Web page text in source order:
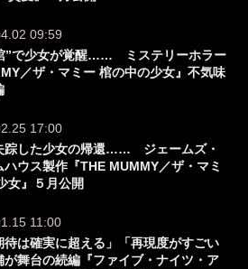
09:59
”で少女が覚醒…… ミステリーホラー
／ザ・マミー 棺の中の少女』不気味
17:00
踪した少女の帰還…… ジェームズ・
ハウス製作『THE MUMMY／ザ・マミ
女』５月公開
11:00
待は確実に超える」「再現度がすごい
舞台の続編『ファイブ・ナイツ・ア